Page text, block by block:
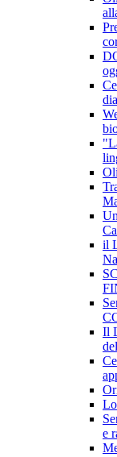
il
Il
e